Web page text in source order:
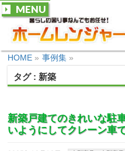
MENU
HOME » 事例集 »
タグ : 新築
新築戸建てのきれいな駐
いようにしてクレーン車